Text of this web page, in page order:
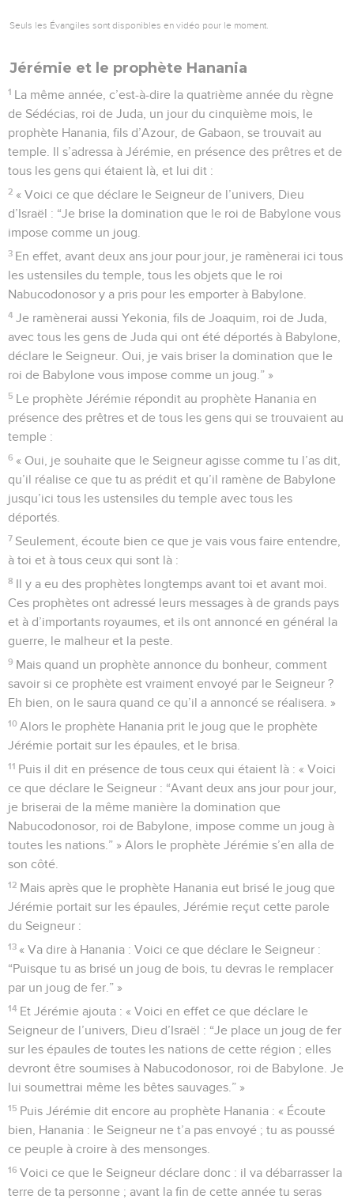
Seuls les Évangiles sont disponibles en vidéo pour le moment.
Jérémie et le prophète Hanania
1 La même année, c’est-à-dire la quatrième année du règne
de Sédécias, roi de Juda, un jour du cinquième mois, le
prophète Hanania, fils d’Azour, de Gabaon, se trouvait au
temple. Il s’adressa à Jérémie, en présence des prêtres et de
tous les gens qui étaient là, et lui dit :
2 « Voici ce que déclare le Seigneur de l’univers, Dieu
d’Israël : “Je brise la domination que le roi de Babylone vous
impose comme un joug.
3 En effet, avant deux ans jour pour jour, je ramènerai ici tous
les ustensiles du temple, tous les objets que le roi
Nabucodonosor y a pris pour les emporter à Babylone.
4 Je ramènerai aussi Yekonia, fils de Joaquim, roi de Juda,
avec tous les gens de Juda qui ont été déportés à Babylone,
déclare le Seigneur. Oui, je vais briser la domination que le
roi de Babylone vous impose comme un joug.” »
5 Le prophète Jérémie répondit au prophète Hanania en
présence des prêtres et de tous les gens qui se trouvaient au
temple :
6 « Oui, je souhaite que le Seigneur agisse comme tu l’as dit,
qu’il réalise ce que tu as prédit et qu’il ramène de Babylone
jusqu’ici tous les ustensiles du temple avec tous les
déportés.
7 Seulement, écoute bien ce que je vais vous faire entendre,
à toi et à tous ceux qui sont là :
8 Il y a eu des prophètes longtemps avant toi et avant moi.
Ces prophètes ont adressé leurs messages à de grands pays
et à d’importants royaumes, et ils ont annoncé en général la
guerre, le malheur et la peste.
9 Mais quand un prophète annonce du bonheur, comment
savoir si ce prophète est vraiment envoyé par le Seigneur ?
Eh bien, on le saura quand ce qu’il a annoncé se réalisera. »
10 Alors le prophète Hanania prit le joug que le prophète
Jérémie portait sur les épaules, et le brisa.
11 Puis il dit en présence de tous ceux qui étaient là : « Voici
ce que déclare le Seigneur : “Avant deux ans jour pour jour,
je briserai de la même manière la domination que
Nabucodonosor, roi de Babylone, impose comme un joug à
toutes les nations.” » Alors le prophète Jérémie s’en alla de
son côté.
12 Mais après que le prophète Hanania eut brisé le joug que
Jérémie portait sur les épaules, Jérémie reçut cette parole
du Seigneur :
13 « Va dire à Hanania : Voici ce que déclare le Seigneur :
“Puisque tu as brisé un joug de bois, tu devras le remplacer
par un joug de fer.” »
14 Et Jérémie ajouta : « Voici en effet ce que déclare le
Seigneur de l’univers, Dieu d’Israël : “Je place un joug de fer
sur les épaules de toutes les nations de cette région ; elles
devront être soumises à Nabucodonosor, roi de Babylone. Je
lui soumettrai même les bêtes sauvages.” »
15 Puis Jérémie dit encore au prophète Hanania : « Écoute
bien, Hanania : le Seigneur ne t’a pas envoyé ; tu as poussé
ce peuple à croire à des mensonges.
16 Voici ce que le Seigneur déclare donc : il va débarrasser la
terre de ta personne ; avant la fin de cette année tu seras